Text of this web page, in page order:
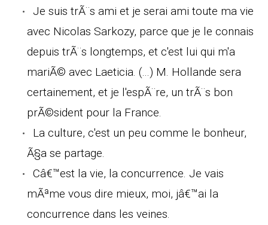
Je suis trÃ¨s ami et je serai ami toute ma vie
avec Nicolas Sarkozy, parce que je le connais
depuis trÃ¨s longtemps, et c'est lui qui m'a
mariÃ© avec Laeticia. (...) M. Hollande sera
certainement, et je l'espÃ¨re, un trÃ¨s bon
prÃ©sident pour la France.
La culture, c'est un peu comme le bonheur,
Ã§a se partage.
Câ€™est la vie, la concurrence. Je vais
mÃªme vous dire mieux, moi, jâ€™ai la
concurrence dans les veines.